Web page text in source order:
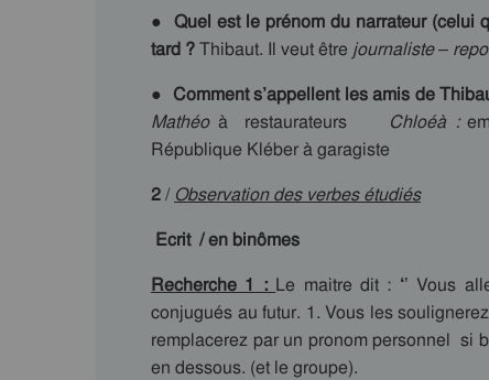
● Quel est le prénom du narrateur (celui
tard ?Thibaut. Il veut être journaliste –
● Comment s’appellent les amis de
Mathéoà restaurateurs Chloéà:
République Kléber à garagiste
2/ Observation des verbes étudiés
Ecrit / en binômes
Recherche 1 : Le maitre dit : ‘’ Vous
conjugués au futur. 1. Vous les
remplacerez par un pronom personnel si
en dessous. (et le groupe).